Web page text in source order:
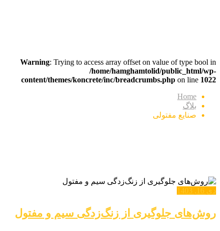
Warning: Trying to access array offset on value of type bool in
/home/hamghamtolid/public_html/wp-
content/themes/koncrete/inc/breadcrumbs.php on line 1022
Home
بلاگ
صنایع مفتولی
دی 16, 1403
روش‌های جلوگیری از زنگ‌زدگی سیم و مفتول